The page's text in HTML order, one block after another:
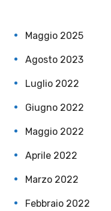
Maggio 2025
Agosto 2023
Luglio 2022
Giugno 2022
Maggio 2022
Aprile 2022
Marzo 2022
Febbraio 2022